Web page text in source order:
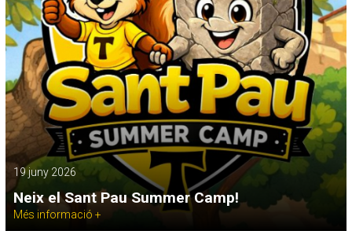
19 juny 2026
Neix el Sant Pau Summer Camp!
Més informació +